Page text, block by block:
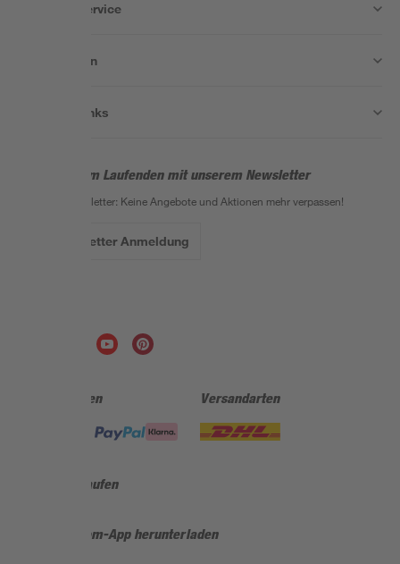
Wissen & Service
Unternehmen
Nützliche Links
Bleib auf dem Laufenden mit unserem Newsletter
Der toom Newsletter: Keine Angebote und Aktionen mehr verpassen!
Zur Newsletter Anmeldung
Zahlungsarten Versandarten
Sicher einkaufen
Jetzt die toom-App herunterladen